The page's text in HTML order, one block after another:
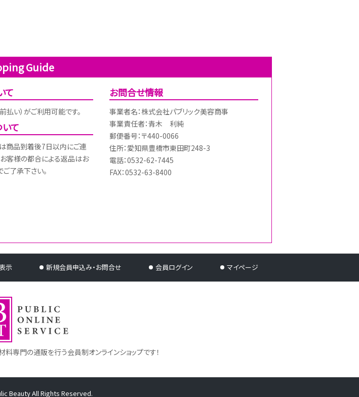
Guide
て
払い）がご利用可能です。
て
商品到着後7日以内にご連
お客様の都合による返品はお
了承下さい。
お問合せ情報
事業者名：株式会社パブリック美容商事
事業責任者：青木 利純
郵便番号：〒440-0066
住所：愛知県豊橋市東田町248-3
電話：0532-62-7445
FAX：0532-63-8400
示 新規会員申込み・お問合せ 会員ログイン マイページ
専門の通販を行う会員制オンラインショップです！
Beauty All Rights Reserved.